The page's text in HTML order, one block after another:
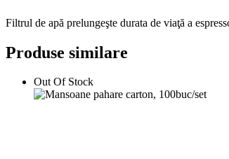
Filtrul de apă prelungeşte durata de viaţă a
Produse similare
Out Of Stock